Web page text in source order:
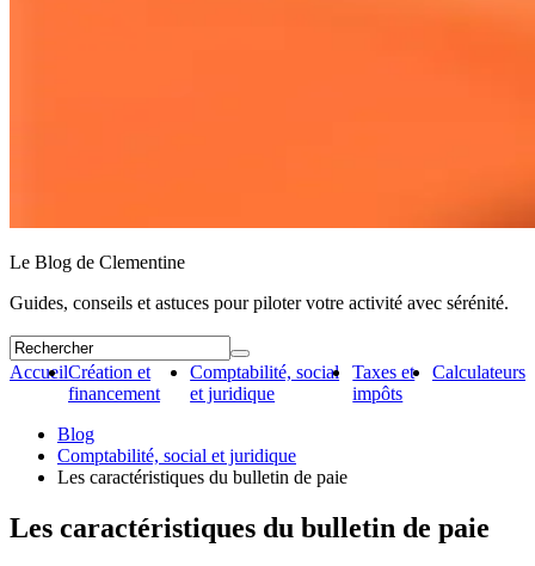
Le Blog de Clementine
Guides, conseils et astuces pour piloter votre activité avec sérénité.
AccueilCréation et
financement
Comptabilité, social
et juridique
Taxes et
impôts
Calculateurs
Blog
Comptabilité, social et juridique
Les caractéristiques du bulletin de paie
Les caractéristiques du bulletin de paie